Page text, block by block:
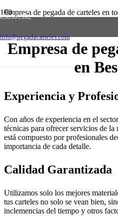
658591592
info@pegadacarteles.com
Empresa de pegada de carteles en
solicite presupuesto sin compromiso
Empresa de
en
Experiencia y
Con años de experiencia en el
técnicas para ofrecer servicios de
está compuesto por profesionales
importancia de cada detalle.
Calidad Garantizada
Utilizamos solo los mejores
tus carteles no solo se vean bien,
inclemencias del tiempo y otros